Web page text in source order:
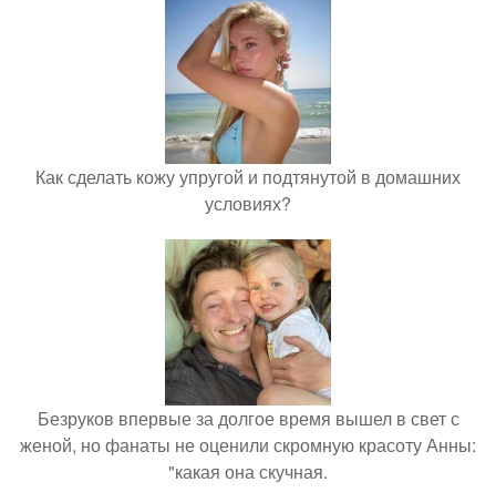
Как сделать кожу упругой и подтянутой в домашних
условиях?
Безруков впервые за долгое время вышел в свет с
женой, но фанаты не оценили скромную красоту Анны:
"какая она скучная.